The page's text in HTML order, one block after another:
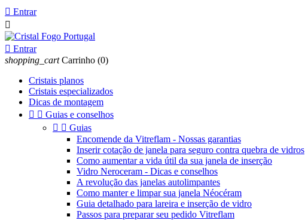
 Entrar

 Entrar
shopping_cart Carrinho (0)
Cristais planos
Cristais especializados
Dicas de montagem
  Guias e conselhos
  Guias
Encomende da Vitreflam - Nossas garantias
Inserir cotação de janela para seguro contra quebra de vidros
Como aumentar a vida útil da sua janela de inserção
Vidro Neroceram - Dicas e conselhos
A revolução das janelas autolimpantes
Como manter e limpar sua janela Néocéram
Guia detalhado para lareira e inserção de vidro
Passos para preparar seu pedido Vitreflam